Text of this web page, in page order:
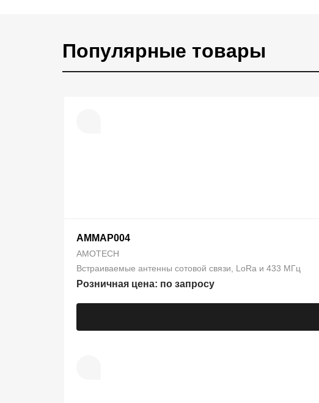
Популярные товары
AMMAP004
AMOTECH
Встраиваемые антенны сотовой связи, LoRa и 433 МГц
Розничная цена: по запросу